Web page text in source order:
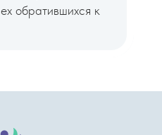
обратившихся к